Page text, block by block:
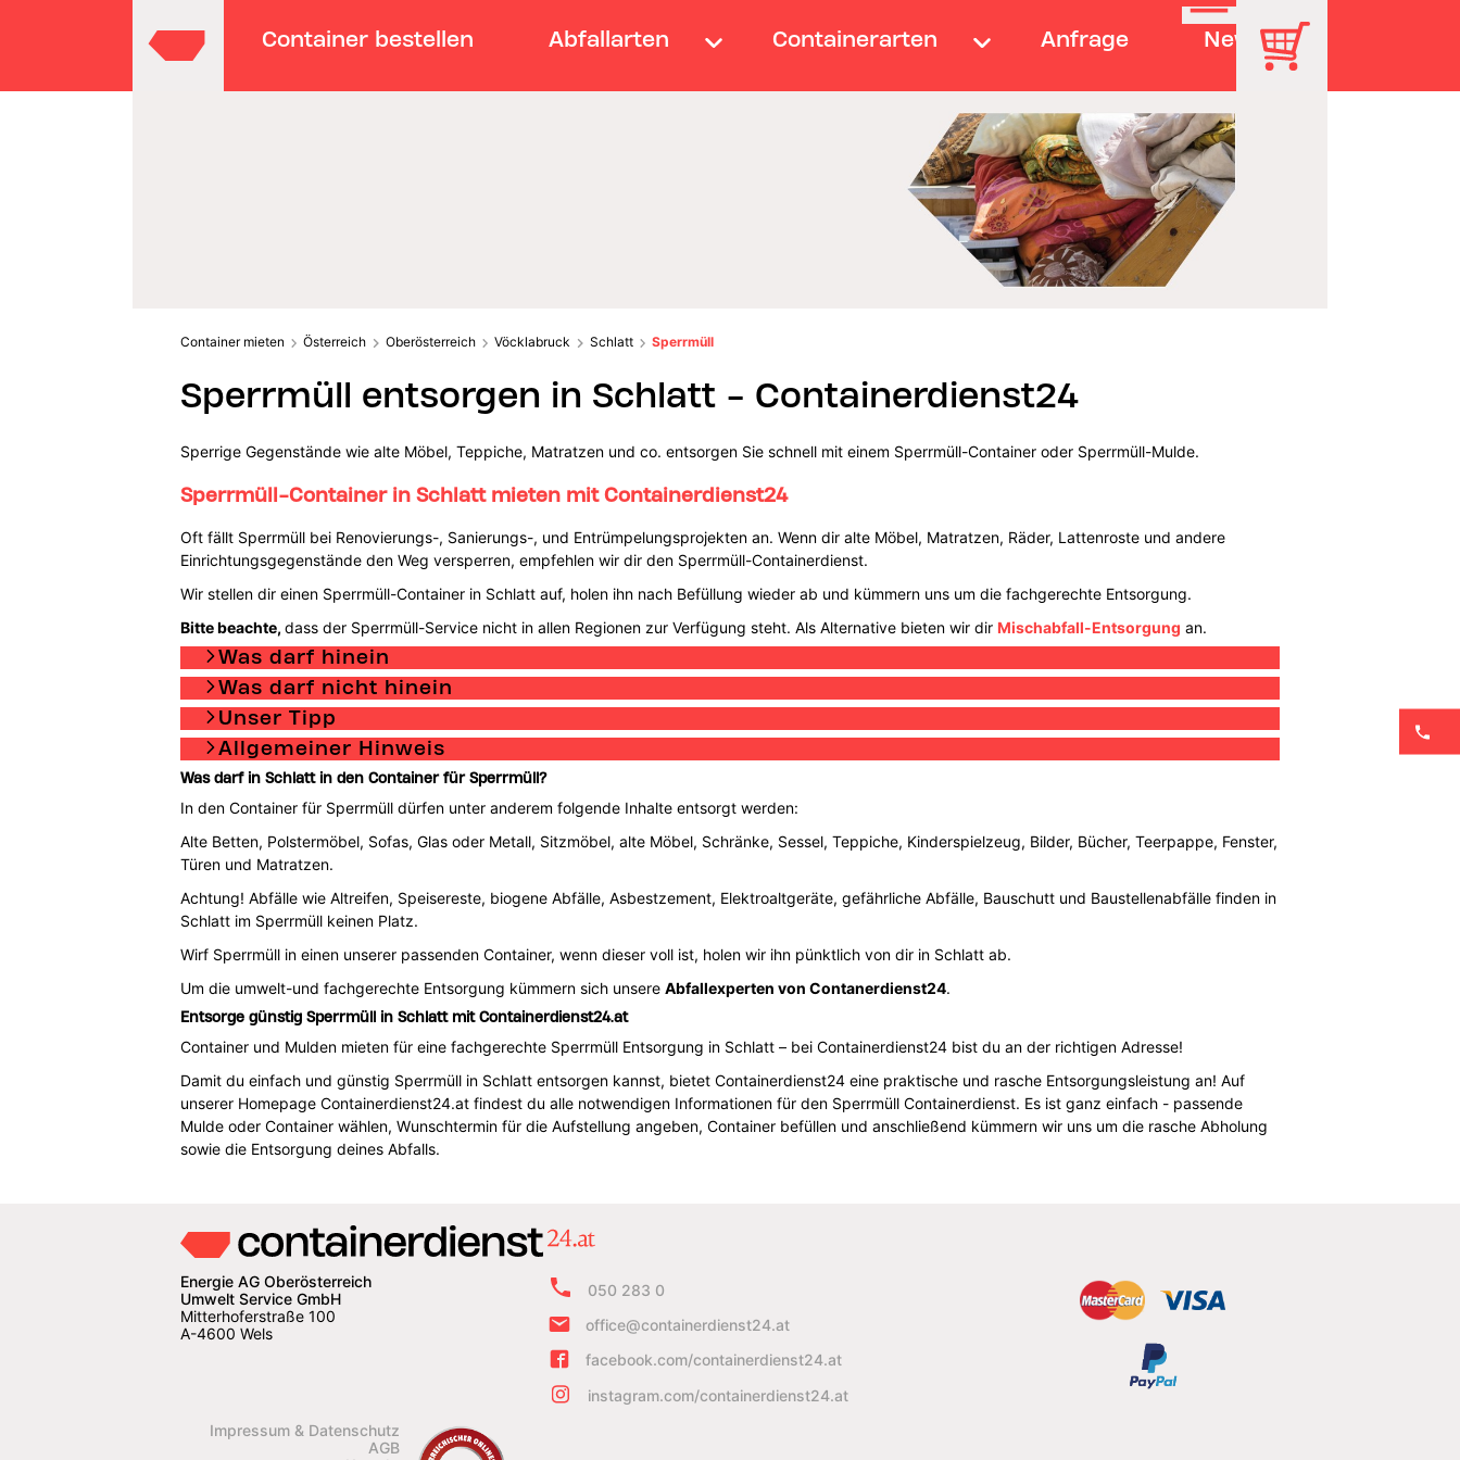
Container bestellen Abfallarten Containerarten Anfrage News
Container mieten Österreich Oberösterreich Vöcklabruck Schlatt Sperrmüll
Sperrmüll entsorgen in Schlatt - Containerdienst24
Sperrige Gegenstände wie alte Möbel, Teppiche, Matratzen und co. entsorgen Sie schnell mit einem Sperrmüll-Container oder Sperrmüll-Mulde.
Sperrmüll-Container in Schlatt mieten mit Containerdienst24
Oft fällt Sperrmüll bei Renovierungs-, Sanierungs-, und Entrümpelungsprojekten an. Wenn dir alte Möbel, Matratzen, Räder, Lattenroste und andere
Einrichtungsgegenstände den Weg versperren, empfehlen wir dir den Sperrmüll-Containerdienst.
Wir stellen dir einen Sperrmüll-Container in Schlatt auf, holen ihn nach Befüllung wieder ab und kümmern uns um die fachgerechte Entsorgung.
Bitte beachte, dass der Sperrmüll-Service nicht in allen Regionen zur Verfügung steht. Als Alternative bieten wir dir Mischabfall-Entsorgung an.
Was darf hinein
Was darf nicht hinein
Unser Tipp
Allgemeiner Hinweis
Was darf in Schlatt in den Container für Sperrmüll?
In den Container für Sperrmüll dürfen unter anderem folgende Inhalte entsorgt werden:
Alte Betten, Polstermöbel, Sofas, Glas oder Metall, Sitzmöbel, alte Möbel, Schränke, Sessel, Teppiche, Kinderspielzeug, Bilder, Bücher, Teerpappe, Fenster,
Türen und Matratzen.
Achtung! Abfälle wie Altreifen, Speisereste, biogene Abfälle, Asbestzement, Elektroaltgeräte, gefährliche Abfälle, Bauschutt und Baustellenabfälle finden in
Schlatt im Sperrmüll keinen Platz.
Wirf Sperrmüll in einen unserer passenden Container, wenn dieser voll ist, holen wir ihn pünktlich von dir in Schlatt ab.
Um die umwelt-und fachgerechte Entsorgung kümmern sich unsere Abfallexperten von Contanerdienst24.
Entsorge günstig Sperrmüll in Schlatt mit Containerdienst24.at
Container und Mulden mieten für eine fachgerechte Sperrmüll Entsorgung in Schlatt – bei Containerdienst24 bist du an der richtigen Adresse!
Damit du einfach und günstig Sperrmüll in Schlatt entsorgen kannst, bietet Containerdienst24 eine praktische und rasche Entsorgungsleistung an! Auf
unserer Homepage Containerdienst24.at findest du alle notwendigen Informationen für den Sperrmüll Containerdienst. Es ist ganz einfach - passende
Mulde oder Container wählen, Wunschtermin für die Aufstellung angeben, Container befüllen und anschließend kümmern wir uns um die rasche Abholung
sowie die Entsorgung deines Abfalls.
Energie AG Oberösterreich
Umwelt Service GmbH
Mitterhoferstraße 100
A-4600 Wels
050 283 0
office@containerdienst24.at
facebook.com/containerdienst24.at
instagram.com/containerdienst24.at
Impressum & Datenschutz
AGB